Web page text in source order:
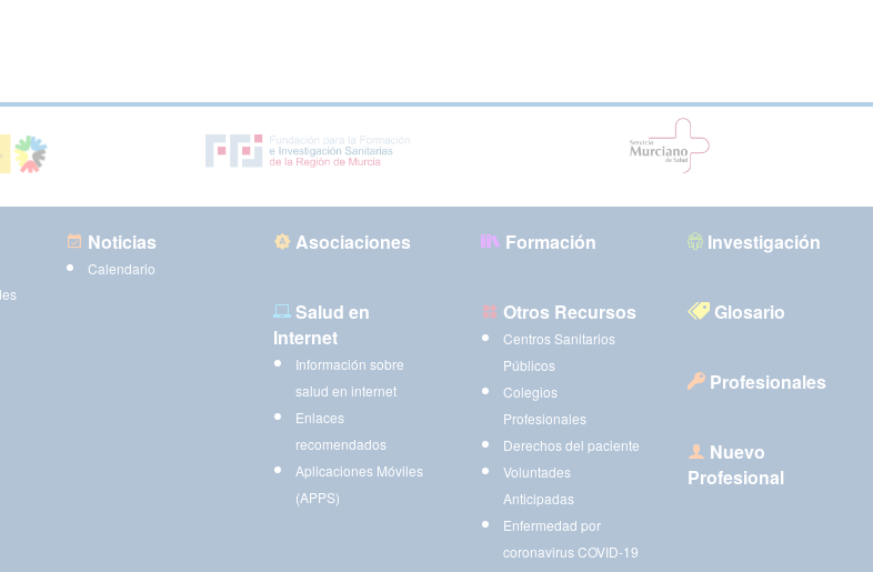
Noticias
Calendario
Asociaciones Formación Investigación
Salud en
Internet
Información sobre
salud en internet
Enlaces
recomendados
Aplicaciones Móviles
(APPS)
Otros Recursos
Centros Sanitarios
Públicos
Colegios
Profesionales
Derechos del paciente
Voluntades
Anticipadas
Enfermedad por
coronavirus COVID-19
Glosario
Profesionales
Nuevo
Profesional